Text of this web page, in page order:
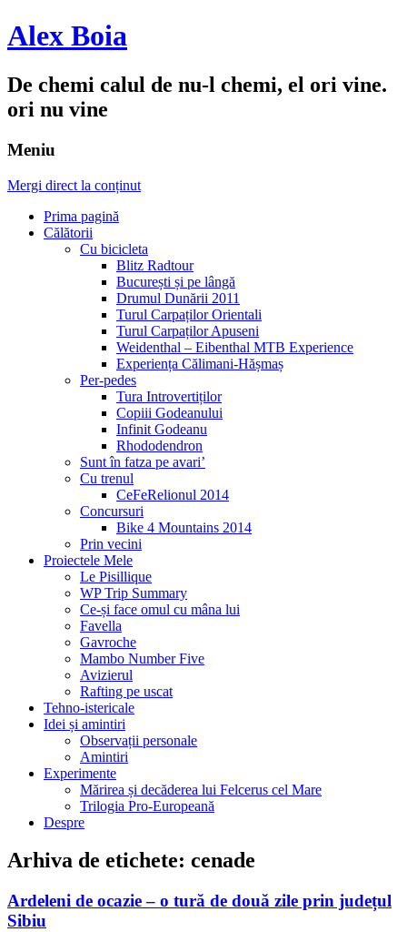
Alex Boia
De chemi calul de nu-l chemi, el ori vine.
ori nu vine
Meniu
Mergi direct la conținut
Prima pagină
Călătorii
Cu bicicleta
Blitz Radtour
București și pe lângă
Drumul Dunării 2011
Turul Carpaților Orientali
Turul Carpaților Apuseni
Weidenthal – Eibenthal MTB Experience
Experiența Călimani-Hășmaș
Per-pedes
Tura Introvertiților
Copiii Godeanului
Infinit Godeanu
Rhododendron
Sunt în fatza pe avari’
Cu trenul
CeFeRelionul 2014
Concursuri
Bike 4 Mountains 2014
Prin vecini
Proiectele Mele
Le Pisillique
WP Trip Summary
Ce-și face omul cu mâna lui
Favella
Gavroche
Mambo Number Five
Avizierul
Rafting pe uscat
Tehno-istericale
Idei și amintiri
Observații personale
Amintiri
Experimente
Mărirea și decăderea lui Felcerus cel Mare
Trilogia Pro-Europeană
Despre
Arhiva de etichete: cenade
Ardeleni de ocazie – o tură de două zile prin județul
Sibiu